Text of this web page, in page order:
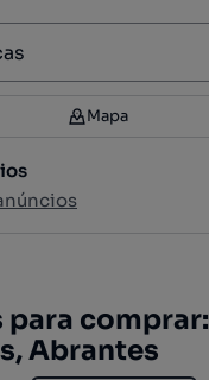
Filtros 2
Mapa
para comprar:
Abrantes